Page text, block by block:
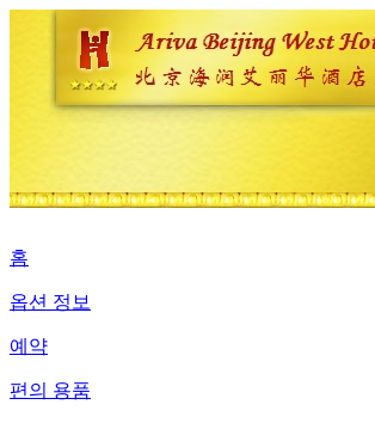
홈
옵션 정보
예약
편의 용품